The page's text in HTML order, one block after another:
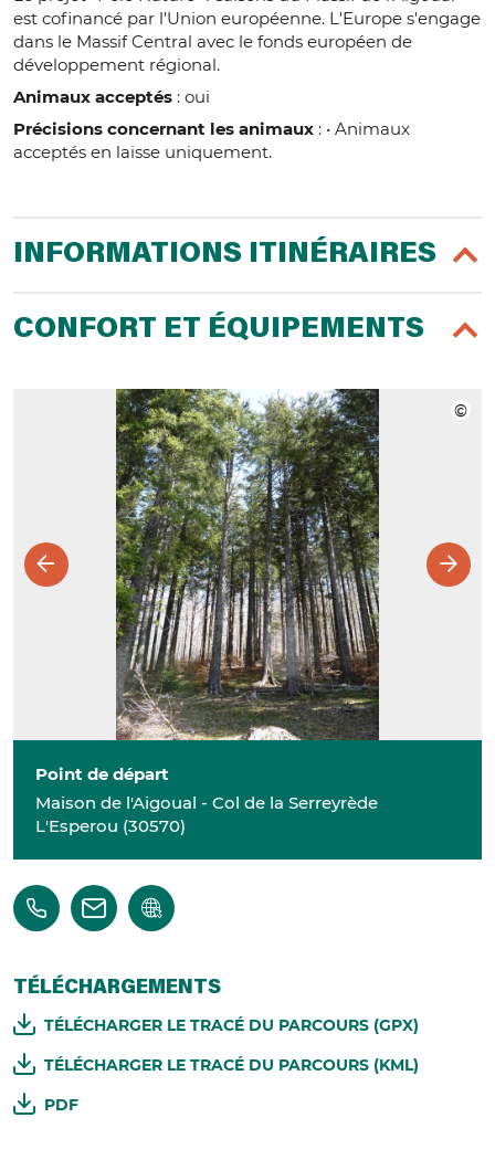
est cofinancé par l'Union européenne. L'Europe s'engage
dans le Massif Central avec le fonds européen de
développement régional.
Animaux acceptés : oui
Précisions concernant les animaux : • Animaux
acceptés en laisse uniquement.
INFORMATIONS ITINÉRAIRES
CONFORT ET ÉQUIPEMENTS
Point de départ
Maison de l'Aigoual - Col de la Serreyrède
L'Esperou (30570)
TÉLÉCHARGEMENTS
TÉLÉCHARGER LE TRACÉ DU PARCOURS (GPX)
TÉLÉCHARGER LE TRACÉ DU PARCOURS (KML)
PDF